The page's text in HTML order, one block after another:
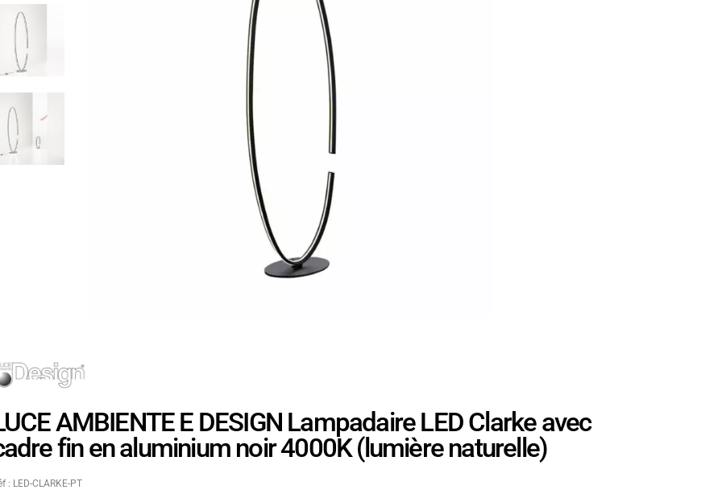
AMBIENTE E DESIGN Lampadaire LED Clarke avec
fin en aluminium noir 4000K (lumière naturelle)
: LED-CLARKE-PT